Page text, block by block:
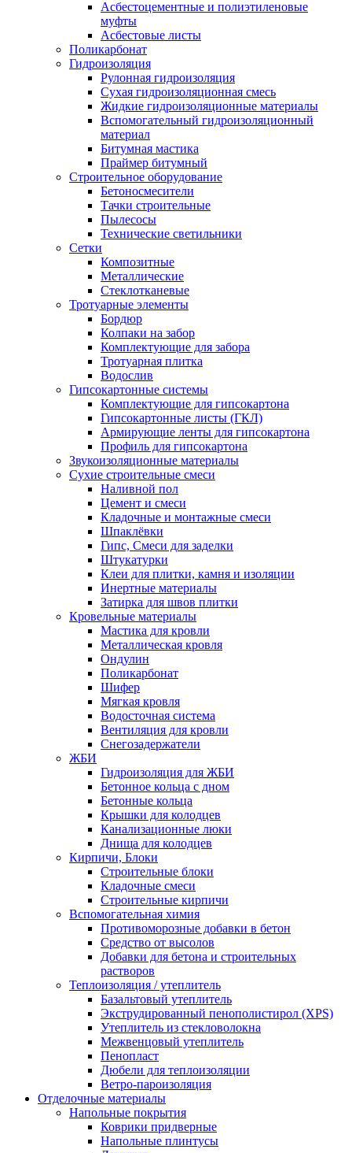
Асбестоцементные и полиэтиленовые
муфты
Асбестовые листы
Поликарбонат
Гидроизоляция
Рулонная гидроизоляция
Сухая гидроизоляционная смесь
Жидкие гидроизоляционные материалы
Вспомогательный гидроизоляционный
материал
Битумная мастика
Праймер битумный
Строительное оборудование
Бетоносмесители
Тачки строительные
Пылесосы
Технические светильники
Сетки
Композитные
Металлические
Стеклотканевые
Тротуарные элементы
Бордюр
Колпаки на забор
Комплектующие для забора
Тротуарная плитка
Водослив
Гипсокартонные системы
Комплектующие для гипсокартона
Гипсокартонные листы (ГКЛ)
Армирующие ленты для гипсокартона
Профиль для гипсокартона
Звукоизоляционные материалы
Сухие строительные смеси
Наливной пол
Цемент и смеси
Кладочные и монтажные смеси
Шпаклёвки
Гипс, Смеси для заделки
Штукатурки
Клеи для плитки, камня и изоляции
Инертные материалы
Затирка для швов плитки
Кровельные материалы
Мастика для кровли
Металлическая кровля
Ондулин
Поликарбонат
Шифер
Мягкая кровля
Водосточная система
Вентиляция для кровли
Снегозадержатели
ЖБИ
Гидроизоляция для ЖБИ
Бетонное кольца с дном
Бетонные кольца
Крышки для колодцев
Канализационные люки
Днища для колодцев
Кирпичи, Блоки
Строительные блоки
Кладочные смеси
Строительные кирпичи
Вспомогательная химия
Противоморозные добавки в бетон
Средство от высолов
Добавки для бетона и строительных
растворов
Теплоизоляция / утеплитель
Базальтовый утеплитель
Экструдированный пенополистирол (XPS)
Утеплитель из стекловолокна
Межвенцовый утеплитель
Пенопласт
Дюбели для теплоизоляции
Ветро-пароизоляция
Отделочные материалы
Напольные покрытия
Коврики придверные
Напольные плинтусы